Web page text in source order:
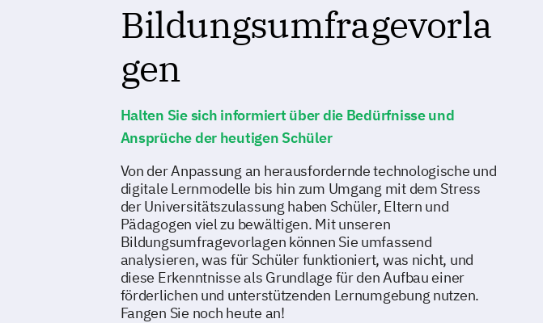
Bildungsumfragevorla
gen
Halten Sie sich informiert über die Bedürfnisse und
Ansprüche der heutigen Schüler
Von der Anpassung an herausfordernde technologische und
digitale Lernmodelle bis hin zum Umgang mit dem Stress
der Universitätszulassung haben Schüler, Eltern und
Pädagogen viel zu bewältigen. Mit unseren
Bildungsumfragevorlagen können Sie umfassend
analysieren, was für Schüler funktioniert, was nicht, und
diese Erkenntnisse als Grundlage für den Aufbau einer
förderlichen und unterstützenden Lernumgebung nutzen.
Fangen Sie noch heute an!